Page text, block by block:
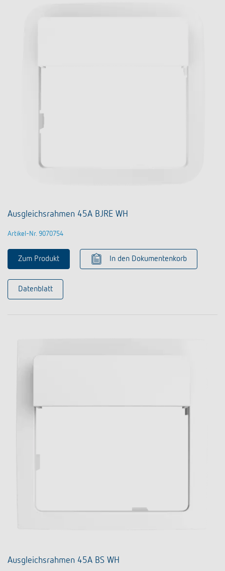
Ausgleichsrahmen 45A BJRE WH
Artikel-Nr. 9070754
Zum Produkt In den Dokumentenkorb
Datenblatt
Ausgleichsrahmen 45A BS WH